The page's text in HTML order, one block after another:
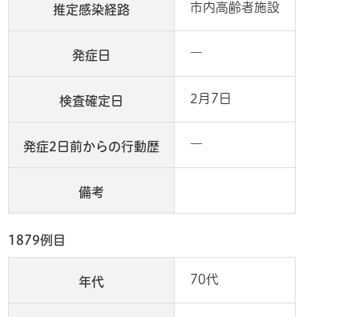
推定感染経路 市内高齢者施設
発症日 ―
検査確定日 2月7日
発症2日前からの行動歴 ―
備考
1879例目
年代 70代